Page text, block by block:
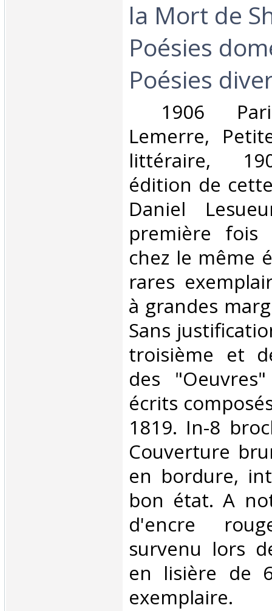
la Mort de
Poésies
Poésies
1906
Lemerre,
littéraire,
édition de
Daniel
première fois
chez le même
rares
à grandes
Sans
troisième et
des
écrits
1819. In-8
Couverture
en bordure,
bon état. A
d'encre
survenu lors
en lisière de
exemplaire. ‎